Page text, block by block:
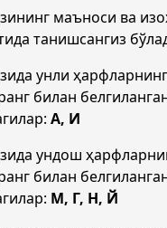
маъноси ва
танишсангиз
унли
билан
А, И
ундош
билан
М, Г, Н, Й